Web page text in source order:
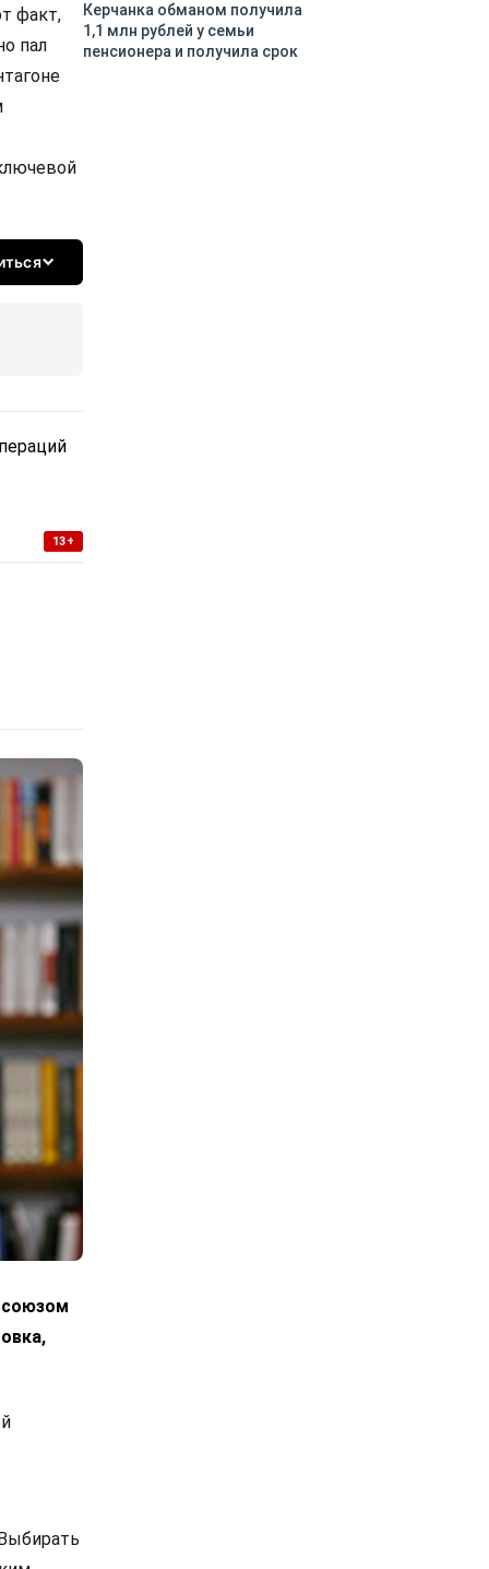
факт,
пал
13+
Керчанка обманом получила
1,1 млн рублей у семьи
пенсионера и получила срок